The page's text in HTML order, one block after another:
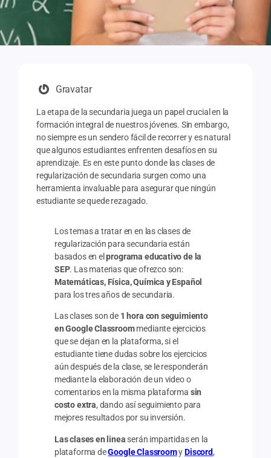
Gravatar
La etapa de la secundaria juega un papel crucial en la
formación integral de nuestros jóvenes. Sin embargo,
no siempre es un sendero fácil de recorrer y es natural
que algunos estudiantes enfrenten desafíos en su
aprendizaje. Es en este punto donde las clases de
regularización de secundaria surgen como una
herramienta invaluable para asegurar que ningún
estudiante se quede rezagado.
Los temas a tratar en en las clases de
regularización para secundaria están
basados en elprograma educativo de la
SEP. Las materias que ofrezco son:
Matemáticas, Física, Química y Español
para los tres años de secundaria.
Las clases son de 1 hora con seguimiento
en Google Classroommediante ejercicios
que se dejan en la plataforma, si el
estudiante tiene dudas sobre los ejercicios
aún después de la clase, se le responderán
mediante la elaboración de un video o
comentarios en la misma plataforma sin
costo extra, dando así seguimiento para
mejores resultados por su inversión.
Las clases en linea serán impartidas en la
plataforma deGoogle ClassroomyDiscord,